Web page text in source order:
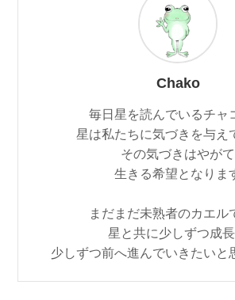
Chako
毎日星を読んでいるチャ
星は私たちに気づきを与え
その気づきはやがて
生きる希望となりま
まだまだ未熟者のカエル
星と共に少しずつ成
少しずつ前へ進んでいきたいと